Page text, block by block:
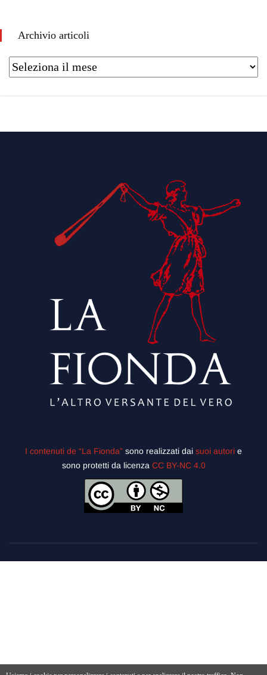
Archivio articoli
I contenuti de “La Fionda” sono realizzati dai suoi autori e
sono protetti da licenza CC BY-NC 4.0